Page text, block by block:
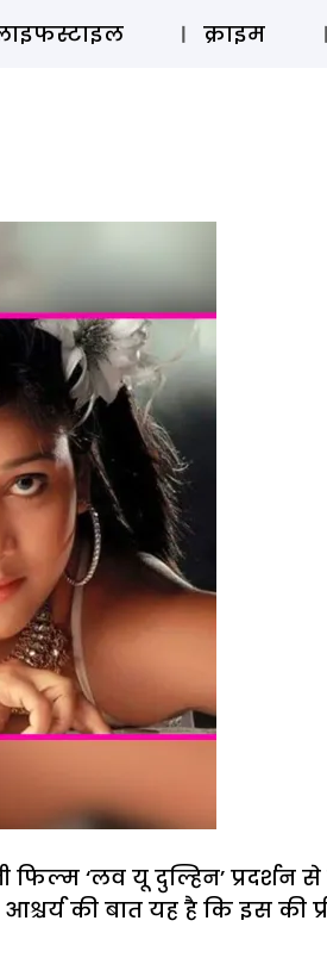
ऑडियो
क्राइम
फिल्म ‘लव यू दुल्हिन’
की बात यह है कि इस